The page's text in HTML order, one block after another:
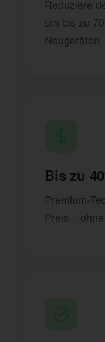
Reduziere
um bis zu
Neugeräten.
Bis zu
Premium-
Preis –